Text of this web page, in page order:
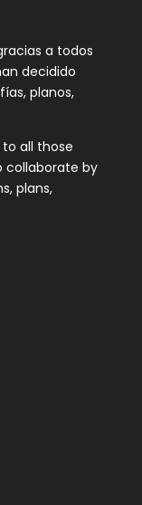
a todos
decidido
planos,
to all those
collaborate by
plans,